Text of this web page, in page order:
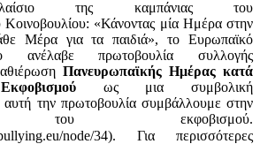
της καμπάνιας του
«Κάνοντας μία Ημέρα στην
Μέρα για τα παιδιά», το Ευρωπαϊκό
ανέλαβε πρωτοβουλία συλλογής
Πανευρωπαϊκής Ημέρας κατά
ως μια συμβολική
την πρωτοβουλία συμβάλλουμε στην
του εκφοβισμού.
node/34). Για περισσότερες